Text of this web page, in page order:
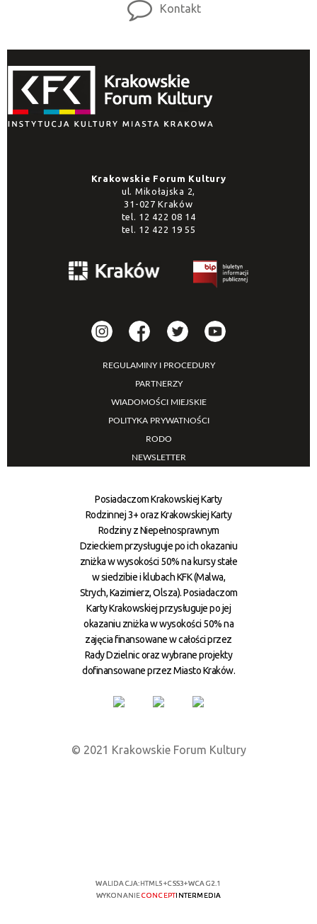
Kontakt
Krakowskie Forum Kultury
ul. Mikołajska 2,
31-027 Kraków
tel. 12 422 08 14
tel. 12 422 19 55
REGULAMINY I PROCEDURY
PARTNERZY
WIADOMOŚCI MIEJSKIE
POLITYKA PRYWATNOŚCI
RODO
NEWSLETTER
Posiadaczom Krakowskiej Karty
Rodzinnej 3+ oraz Krakowskiej Karty
Rodziny z Niepełnosprawnym
Dzieckiem przysługuje po ich okazaniu
zniżka w wysokości 50% na kursy stałe
w siedzibie i klubach KFK (Malwa,
Strych, Kazimierz, Olsza). Posiadaczom
Karty Krakowskiej przysługuje po jej
okazaniu zniżka w wysokości 50% na
zajęcia finansowane w całości przez
Rady Dzielnic oraz wybrane projekty
dofinansowane przez Miasto Kraków.
© 2021 Krakowskie Forum Kultury
WALIDACJA: HTML5+CSS3+WCAG 2.1
WYKONANIECONCEPTINTERMEDIA